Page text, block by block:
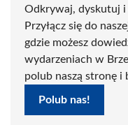
Odkrywaj, dyskutuj i
Przyłącz się do
gdzie możesz
wydarzeniach w
polub naszą stronę i
Polub nas!